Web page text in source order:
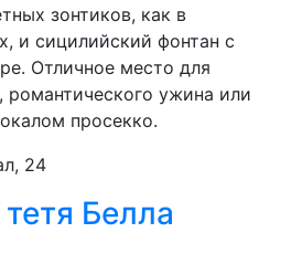
зонтиков, как в
и сицилийский фонтан с
Отличное место для
романтического ужина или
просекко.
24
Белла